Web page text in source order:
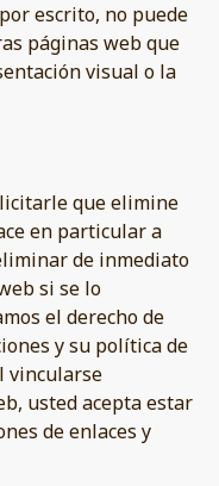
escrito, no puede
páginas web que
visual o la
que elimine
en particular a
de inmediato
si se lo
el derecho de
y su política de
vincularse
usted acepta estar
de enlaces y